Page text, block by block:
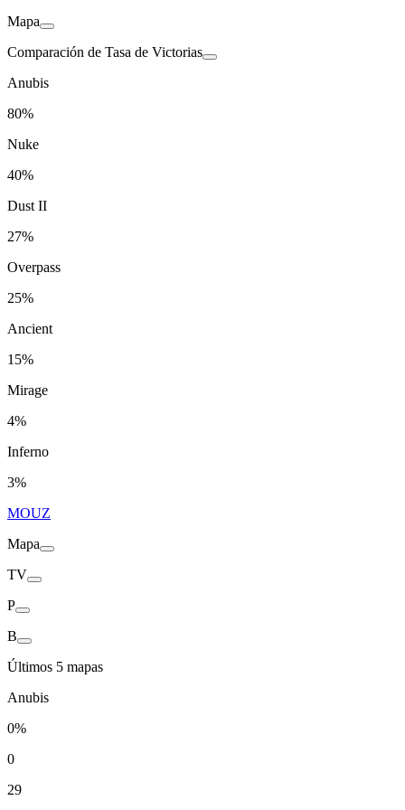
Mapa
Comparación de Tasa de Victorias
Anubis
80%
Nuke
40%
Dust II
27%
Overpass
25%
Ancient
15%
Mirage
4%
Inferno
3%
MOUZ
Mapa
TV
P
B
Últimos 5 mapas
Anubis
0%
0
29